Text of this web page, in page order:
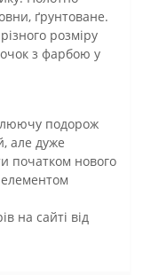
ґрунтоване.
розміру
з фарбою у
подорож
але дуже
початком нового
на сайті від